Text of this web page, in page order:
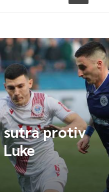
sutra protiv